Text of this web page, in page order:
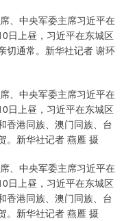
、中央军委主席习近平在
日上昼，习近平在东城区
切通常。新华社记者 谢环
、中央军委主席习近平在
日上昼，习近平在东城区
香港同族、澳门同族、台
。新华社记者 燕雁 摄
、中央军委主席习近平在
日上昼，习近平在东城区
香港同族、澳门同族、台
。新华社记者 燕雁 摄